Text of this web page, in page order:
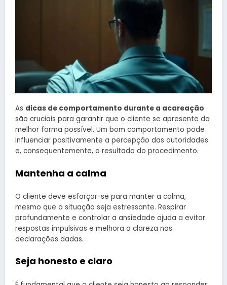
As dicas de comportamento durante a acareação
são cruciais para garantir que o cliente se apresente da
melhor forma possível. Um bom comportamento pode
influenciar positivamente a percepção das autoridades
e, consequentemente, o resultado do procedimento.
Mantenha a calma
O cliente deve esforçar-se para manter a calma,
mesmo que a situação seja estressante. Respirar
profundamente e controlar a ansiedade ajuda a evitar
respostas impulsivas e melhora a clareza nas
declarações dadas.
Seja honesto e claro